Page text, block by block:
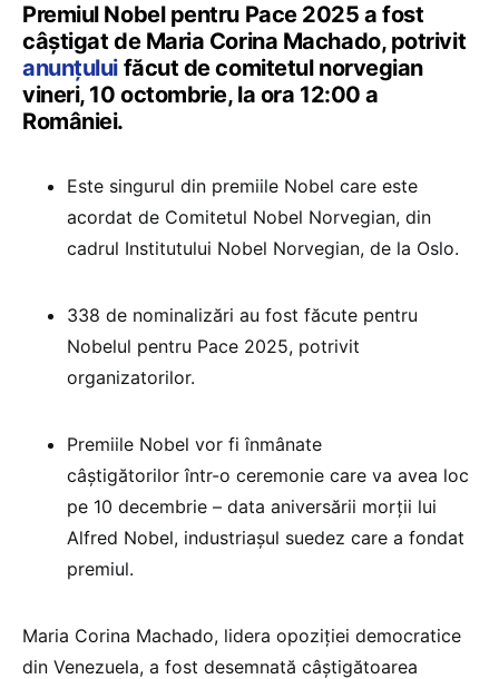
Premiul Nobel pentru Pace 2025 a fost
câștigat de Maria Corina Machado, potrivit
anunțuluifăcut de comitetul norvegian
vineri, 10 octombrie, la ora 12:00 a
României.
Este singurul din premiile Nobel care este
acordat de Comitetul Nobel Norvegian, din
cadrul Institutului Nobel Norvegian, de la Oslo.
338 de nominalizări au fost făcute pentru
Nobelul pentru Pace 2025, potrivit
organizatorilor.
Premiile Nobel vor fi înmânate
câștigătorilor într-o ceremonie care va avea loc
pe 10 decembrie – data aniversării morții lui
Alfred Nobel, industriașul suedez care a fondat
premiul.
Maria Corina Machado, lidera opoziției democratice
din Venezuela, a fost desemnată câștigătoarea